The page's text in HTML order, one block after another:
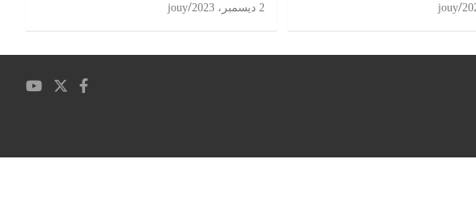
jouy 2 ديسمبر، 2023 jouy